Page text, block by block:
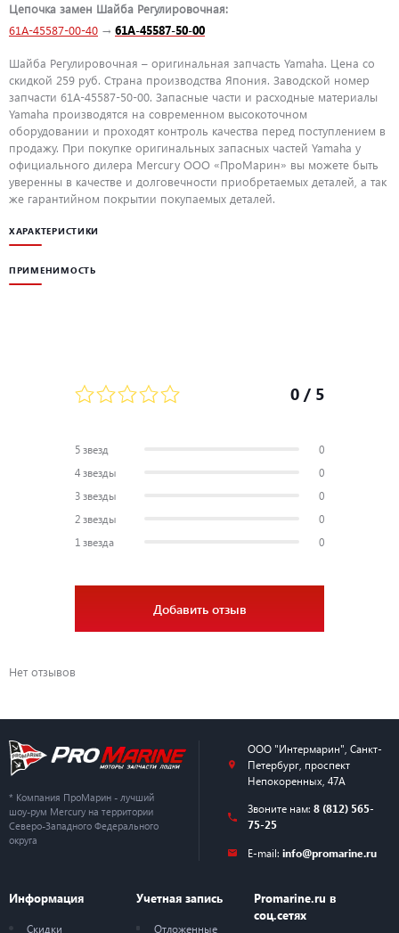
Цепочка замен Шайба Регулировочная:
61A-45587-00-40 → 61A-45587-50-00
Шайба Регулировочная – оригинальная запчасть Yamaha. Цена со
скидкой 259 руб. Страна производства Япония. Заводской номер
запчасти 61A-45587-50-00. Запасные части и расходные материалы
Yamaha производятся на современном высокоточном
оборудовании и проходят контроль качества перед поступлением в
продажу. При покупке оригинальных запасных частей Yamaha у
официального дилера Mercury ООО «ПроМарин» вы можете быть
уверенны в качестве и долговечности приобретаемых деталей, а так
же гарантийном покрытии покупаемых деталей.
ХАРАКТЕРИСТИКИ
ПРИМЕНИМОСТЬ
0 / 5
5 звезд
0
4 звезды
0
3 звезды
0
2 звезды
0
1 звезда
0
Добавить отзыв
Нет отзывов
* Компания ПроМарин - лучший
шоу-рум Mercury на территории
Северо-Западного Федерального
округа
ООО "Интермарин" Санкт-
Петербург, проспект
Непокоренных, 47А
Звоните нам: 8 (812) 565-
75-25
E-mail: info@promarine.ru
Информация
Скидки
Учетная запись
Отложенные
Promarine.ru в
соц.сетях